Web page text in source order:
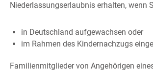
Niederlassungserlaubnis erhalten, wenn
in Deutschland aufgewachsen oder
im Rahmen des Kindernachzugs
Familienmitglieder von Angehörigen